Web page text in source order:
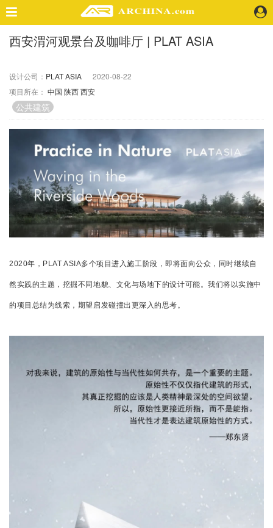
精选案例
景 观
室 内
视 频
头条资讯
业 界
机 构
人 物
地 产
快速搜索
企业会员
西安渭河观景台及咖啡厅 | PLAT ASIA
设计公司： PLAT ASIA
2020-08-22
项目所在： 中国 陕西西安
公共建筑
2020年，PLAT ASIA多个项目进入施工阶段，即将面向公众，同时继续自
然实践的主题，挖掘不同地貌、文化与场地下的设计可能。我们将以实施中
的项目总结为线索，期望启发碰撞出更深入的思考。